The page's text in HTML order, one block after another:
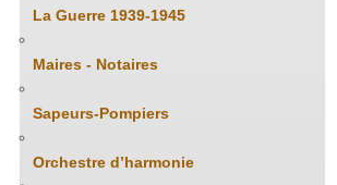
La Guerre 1939-1945
Maires - Notaires
Sapeurs-Pompiers
Orchestre d’harmonie